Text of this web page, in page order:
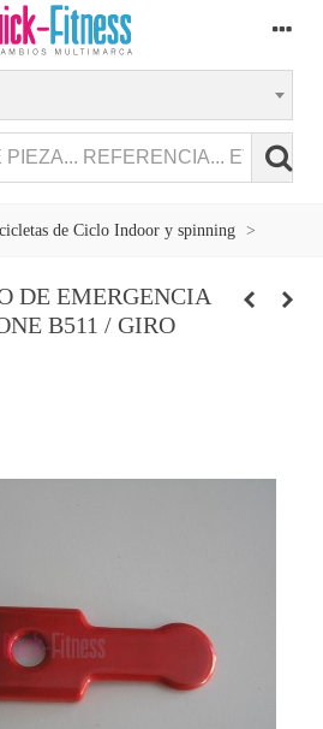
de Ciclo Indoor y spinning >
DE EMERGENCIA
B511 / GIRO